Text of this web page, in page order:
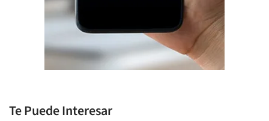
Te Puede Interesar